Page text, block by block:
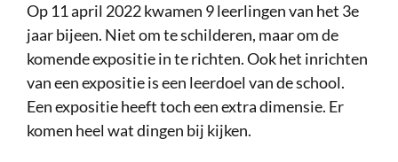
Op 11 april 2022 kwamen 9 leerlingen van het 3e
jaar bijeen. Niet om te schilderen, maar om de
komende expositie in te richten. Ook het inrichten
van een expositie is een leerdoel van de school.
Een expositie heeft toch een extra dimensie. Er
komen heel wat dingen bij kijken.